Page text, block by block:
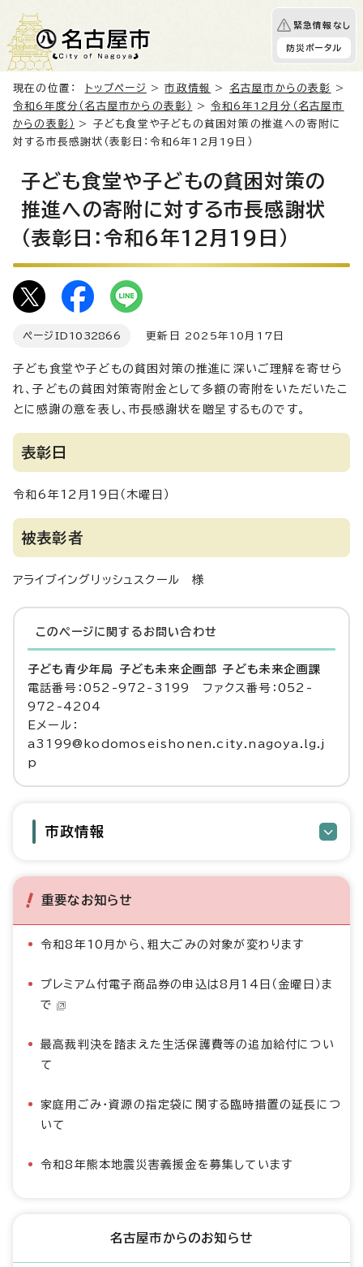
緊急情報なし
防災ポータル
現在の位置： トップページ >市政情報 > 名古屋市からの表彰
>
令和6年度分（名古屋市からの表彰）
>令和6年12月分（名古屋市
からの表彰）
> 子ども食堂や子どもの貧困対策の推進への寄附に
対する市長感謝状（表彰日：令和6年12月19日）
子ども食堂や子どもの貧困対策の
推進への寄附に対する市長感謝状
（表彰日：令和6年12月19日）
ページID 1032866 更新日 2025年10月17日
子ども食堂や子どもの貧困対策の推進に深いご理解を寄せら
れ、子どもの貧困対策寄附金として多額の寄附をいただいたこ
とに感謝の意を表し、市長感謝状を贈呈するものです。
表彰日
令和6年12月19日（木曜日）
被表彰者
アライブイングリッシュスクール 様
このページに関する お問い合わせ
子ども青少年局 子ども未来企画部 子ども未来企画課
電話番号：052-972-3199 ファクス番号：052-
972-4204
Eメール：
a3199@kodomoseishonen.city.nagoya.lg.j
p
市政情報
重要なお知らせ
令和8年10月から、粗大ごみの対象が変わります
プレミアム付電子商品券の申込は8月14日（金曜日）ま
で
最高裁判決を踏まえた生活保護費等の追加給付につい
て
家庭用ごみ・資源の指定袋に関する臨時措置の延長につ
いて
令和8年熊本地震災害義援金を募集しています
名古屋市からのお知らせ